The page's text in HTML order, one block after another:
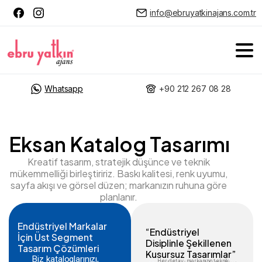
info@ebruyatkinajans.com.tr
Whatsapp +90 212 267 08 28
Eksan Katalog Tasarımı
Kreatif tasarım, stratejik düşünce ve teknik
mükemmelliği birleştiririz. Baskı kalitesi, renk uyumu,
sayfa akışı ve görsel düzen; markanızın ruhuna göre
planlanır.
Biz kataloglarınızı,
Endüstriyel Markalar
İçin Üst Segment
Tasarım Çözümleri
Her detay, markanızın teknik
“Endüstriyel
Disiplinle Şekillenen
Kusursuz Tasarımlar”